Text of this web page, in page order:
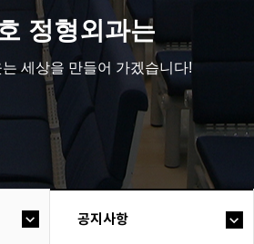
정형외과는
세상을 만들어 가겠습니다!
공지사항